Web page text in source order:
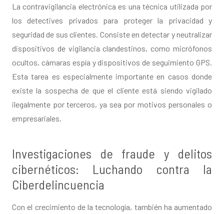
La contravigilancia electrónica es una técnica utilizada por
los detectives privados para proteger la privacidad y
seguridad de sus clientes. Consiste en detectar y neutralizar
dispositivos de vigilancia clandestinos, como micrófonos
ocultos, cámaras espía y dispositivos de seguimiento GPS.
Esta tarea es especialmente importante en casos donde
existe la sospecha de que el cliente está siendo vigilado
ilegalmente por terceros, ya sea por motivos personales o
empresariales.
Investigaciones de fraude y delitos
cibernéticos: Luchando contra la
Ciberdelincuencia
Con el crecimiento de la tecnología, también ha aumentado